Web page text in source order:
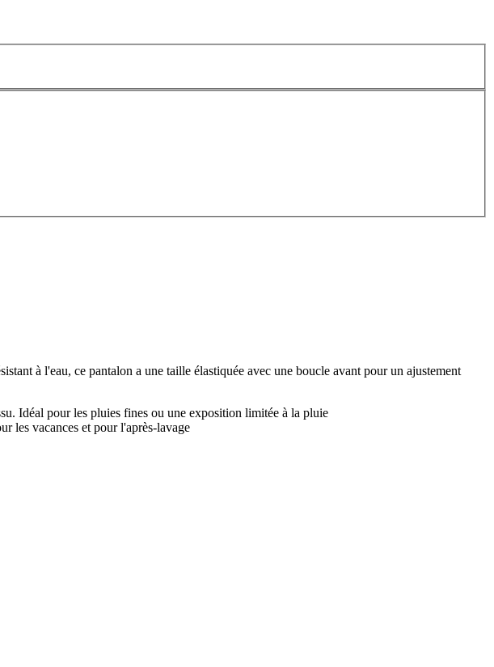
à l'eau, ce pantalon a une taille élastiquée avec une boucle avant pour un ajustement
Idéal pour les pluies fines ou une exposition limitée à la pluie
les vacances et pour l'après-lavage